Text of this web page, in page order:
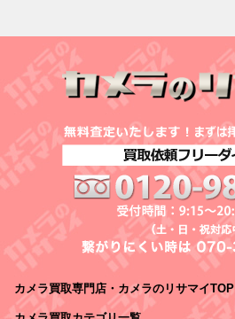
カメラ買取専門店・カメラのリサマイTOP